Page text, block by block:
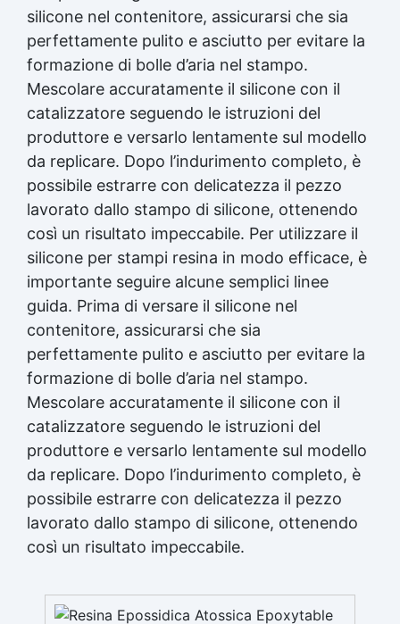
Gomma da stampi Gomma al silicone per stampi
Gomma siliconica per stampi Gomma siliconica
liquida per stampi Gomma siliconica fai da te
Gomma siliconica da colata Gomma liquida per
stampi Gomma siliconica per stampi durevoli
Gomma siliconica per colata Gomma siliconica
per calchi Gomma siliconica colata Gomma
siliconica per stampi 5 kg Gomma al silicone
Gomma silicone Gomme siliconiche Gomma
liquida trasparente Gomma per stampi Gomma
siliconica resistente Gomma siliconica per
stampi complessi Gomma siliconica liquida
Gomma siliconica morbida Gomma colata
Gomma siliconica per calchi resistenti Gomma
siliconica Gomma siliconica antiaderente See
all articles →
silicone nel contenitore, assicurarsi che sia
perfettamente pulito e asciutto per evitare la
formazione di bolle d’aria nel stampo.
Mescolare accuratamente il silicone con il
catalizzatore seguendo le istruzioni del
produttore e versarlo lentamente sul modello
da replicare. Dopo l’indurimento completo, è
possibile estrarre con delicatezza il pezzo
lavorato dallo stampo di silicone, ottenendo
così un risultato impeccabile. Per utilizzare il
silicone per stampi resina in modo efficace, è
importante seguire alcune semplici linee
guida. Prima di versare il silicone nel
contenitore, assicurarsi che sia
perfettamente pulito e asciutto per evitare la
formazione di bolle d’aria nel stampo.
Mescolare accuratamente il silicone con il
catalizzatore seguendo le istruzioni del
produttore e versarlo lentamente sul modello
da replicare. Dopo l’indurimento completo, è
possibile estrarre con delicatezza il pezzo
lavorato dallo stampo di silicone, ottenendo
così un risultato impeccabile.